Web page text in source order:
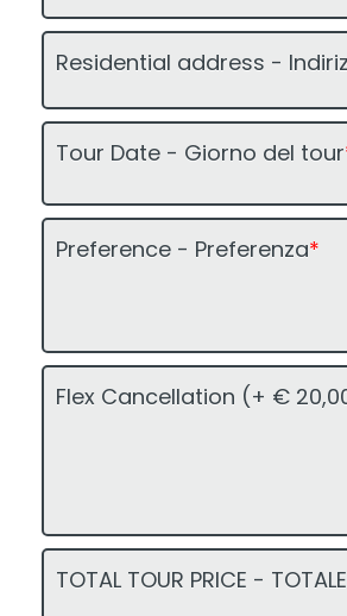
Residential address -
Tour Date - Giorno del tour
Preference - Preferenza*
Flex Cancellation (+ €
TOTAL TOUR PRICE -